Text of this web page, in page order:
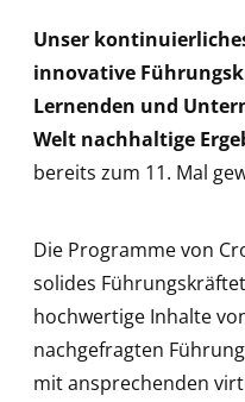
Unser
innovative
Lernenden und
Welt nachhaltige
bereits zum 11. Mal
Die Programme von
solides
hochwertige Inhalte
nachgefragten
mit ansprechenden